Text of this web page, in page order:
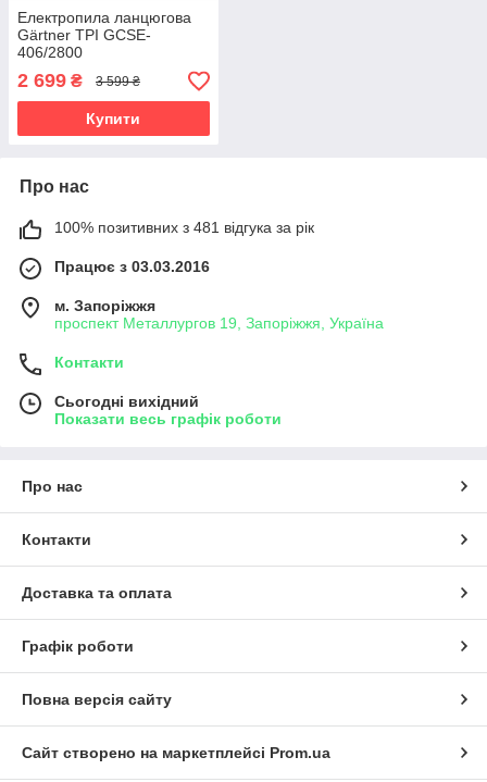
Електропила ланцюгова
Gärtner TPI GCSE-
406/2800
2 699 ₴ 3 599 ₴
Купити
Про нас
100% позитивних з 481 відгука за рік
Працює з 03.03.2016
м. Запоріжжя
проспект Металлургов 19, Запоріжжя, Україна
Контакти
Сьогодні вихідний
Показати весь графік роботи
Про нас
Контакти
Доставка та оплата
Графік роботи
Повна версія сайту
Сайт створено на маркетплейсі Prom.ua